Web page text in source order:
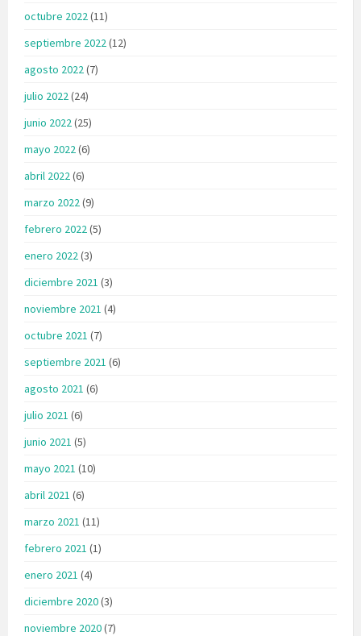
octubre 2022(11)
septiembre 2022(12)
agosto 2022(7)
julio 2022(24)
junio 2022(25)
mayo 2022(6)
abril 2022(6)
marzo 2022(9)
febrero 2022(5)
enero 2022(3)
diciembre 2021 (3)
noviembre 2021 (4)
octubre 2021 (7)
septiembre 2021 (6)
agosto 2021 (6)
julio 2021 (6)
junio 2021 (5)
mayo 2021 (10)
abril 2021 (6)
marzo 2021 (11)
febrero 2021 (1)
enero 2021 (4)
diciembre 2020(3)
noviembre 2020(7)